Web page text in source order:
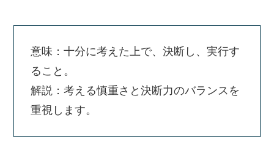
意味：十分に考えた上で、決断し、実行す
ること。
解説：考える慎重さと決断力のバランスを
重視します。